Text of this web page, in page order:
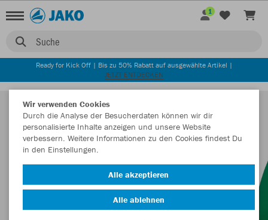
Suche
1
Ready for Kick Off | Bis zu 50% Rabatt auf ausgewählte Artikel |
JETZT ENTDECKEN
Wir verwenden Cookies
Durch die Analyse der Besucherdaten können wir dir
personalisierte Inhalte anzeigen und unsere Website
verbessern. Weitere Informationen zu den Cookies findest Du
in den Einstellungen.
Alle akzeptieren
Alle ablehnen